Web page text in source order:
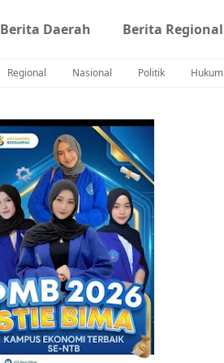
Berita Daerah Berita Regional
Regional Nasional Politik Hukum